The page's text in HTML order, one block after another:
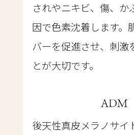
されやニキビ、傷、か
因で色素沈着します。
バーを促進させ、刺激
とが大切です。
ADM
後天性真皮メラノサイ